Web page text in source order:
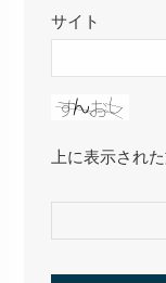
サイト
上に表示され